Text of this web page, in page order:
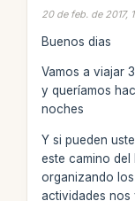
20 de feb. de 2017,
Buenos dias
Vamos a viajar
y queríamos
noches
Y si pueden
este camino del
organizando
actividades nos